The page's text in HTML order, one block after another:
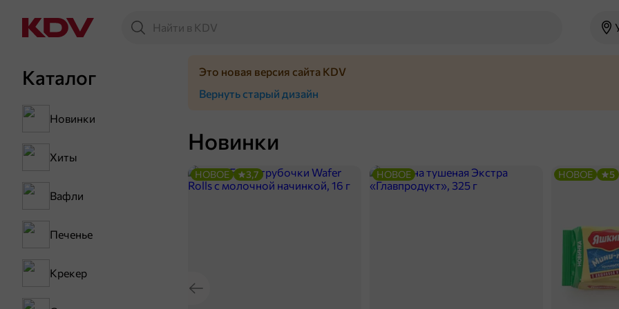
Каталог
Новинки
Хиты
Вафли
Печенье
Крекер
Новинки
НОВОЕ 3,7 НОВОЕ НОВОЕ 5
Это новая версия сайта KDV
Вернуть старый дизайн